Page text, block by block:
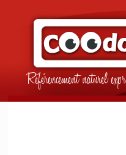
Référencement naturel